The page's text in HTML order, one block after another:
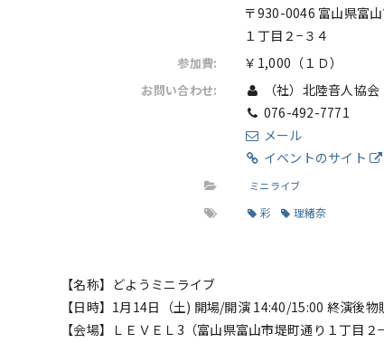
〒930-0046 富山県富
１丁目２−３４
参加費: ￥1,000（１Ｄ）
お問い合わせ:
（社）北陸音人協会
076-492-7771
メール
イベントのサイト
ミニライブ
彩 理緒奈
【名称】どようミニライブ
【日時】1月14日（土) 開場/開演 14:40/15:00 終演後物
【会場】ＬＥＶＥＬ3（富山県富山市堤町通り１丁目２−